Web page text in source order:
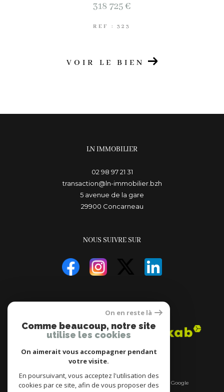
318 725 €
REF : 323
VOIR LE BIEN
LN IMMOBILIER
02 98 97 21 31
transaction@ln-immobilier.bzh
5 avenue de la gare
29900
concarneau
NOUS SUIVRE SUR
ADHÉRENTS
© 2026 | Tous droits réservés | Traduction powered by Google
On en reste là
Comme beaucoup, notre site
utilise les cookies
On aimerait vous accompagner pendant
votre visite.
En poursuivant, vous acceptez l'utilisation des
cookies par ce site, afin de vous proposer des